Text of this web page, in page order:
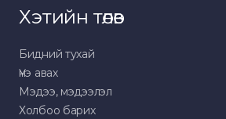
Хэтийн төлөв
Бидний тухай
Үнэ авах
Мэдээ, мэдээлэл
Холбоо барих